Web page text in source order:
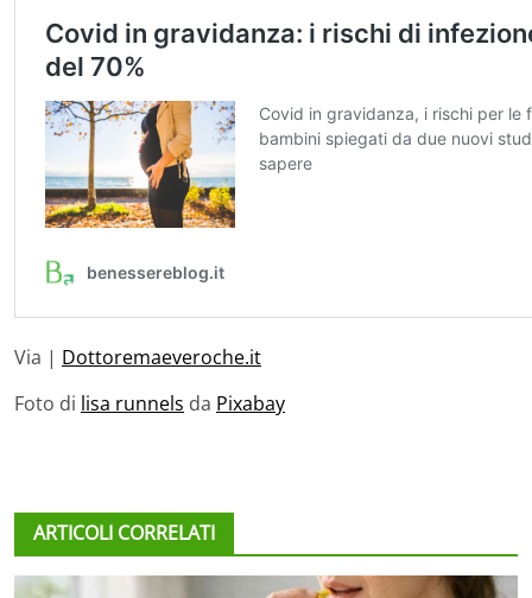
Via | Dottoremaeveroche.it
Foto di lisa runnels da Pixabay
ARTICOLI CORRELATI